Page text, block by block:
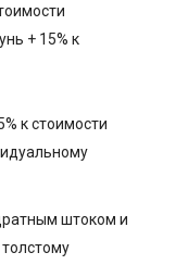
+ 15% к
к стоимости
штоком и